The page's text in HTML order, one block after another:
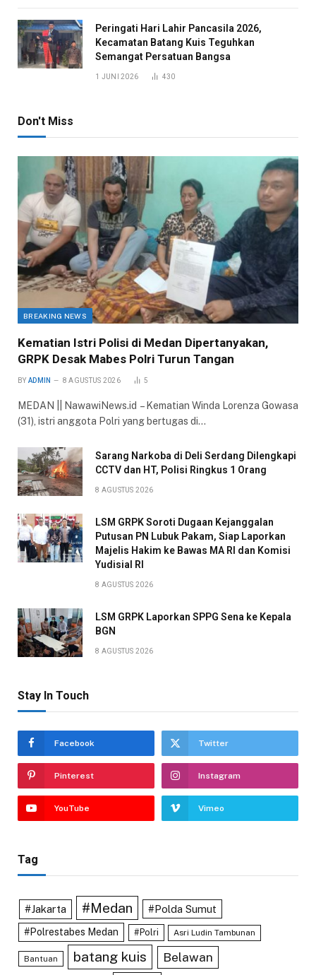
Peringati Hari Lahir Pancasila 2026,
Kecamatan Batang Kuis Teguhkan
Semangat Persatuan Bangsa
1 JUNI 2026 430
Don't Miss
BREAKING NEWS
Kematian Istri Polisi di Medan Dipertanyakan,
GRPK Desak Mabes Polri Turun Tangan
BY ADMIN 8 AGUSTUS 2026 5
MEDAN || NawawiNews.id – Kematian Winda Lorenza Gowasa
(31), istri anggota Polri yang bertugas di…
Sarang Narkoba di Deli Serdang Dilengkapi
CCTV dan HT, Polisi Ringkus 1 Orang
8 AGUSTUS 2026
LSM GRPK Soroti Dugaan Kejanggalan
Putusan PN Lubuk Pakam, Siap Laporkan
Majelis Hakim ke Bawas MA RI dan Komisi
Yudisial RI
8 AGUSTUS 2026
LSM GRPK Laporkan SPPG Sena ke Kepala
BGN
8 AGUSTUS 2026
Stay In Touch
Facebook Twitter
Pinterest Instagram
YouTube Vimeo
Tag
#Jakarta #Medan #Polda Sumut
#Polrestabes Medan #Polri Asri Ludin Tambunan
Bantuan batang kuis Belawan